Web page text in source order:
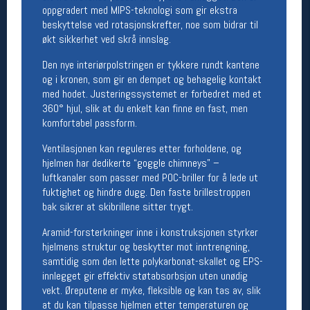
oppgradert med MIPS-teknologi som gir ekstra
beskyttelse ved rotasjonskrefter, noe som bidrar til
økt sikkerhet ved skrå innslag.
Den nye interiørpolstringen er tykkere rundt kantene
og i kronen, som gir en dempet og behagelig kontakt
med hodet. Justeringssystemet er forbedret med et
360° hjul, slik at du enkelt kan finne en fast, men
komfortabel passform.
Ventilasjonen kan reguleres etter forholdene, og
hjelmen har dedikerte “goggle chimneys” –
luftkanaler som passer med POC-briller for å lede ut
fuktighet og hindre dugg. Den faste brillestroppen
bak sikrer at skibrillene sitter trygt.
Aramid-forsterkninger inne i konstruksjonen styrker
hjelmens struktur og beskytter mot inntrengning,
samtidig som den lette polykarbonat-skallet og EPS-
innlegget gir effektiv støtabsorbsjon uten unødig
vekt. Øreputene er myke, fleksible og kan tas av, slik
at du kan tilpasse hjelmen etter temperaturen og
Betingelser
Personsvernerklæring
Informasjonskapsler
Bærekraft
Org. nr: 976754360
Ledige stillinger
Ledige stillinger
Følg oss på